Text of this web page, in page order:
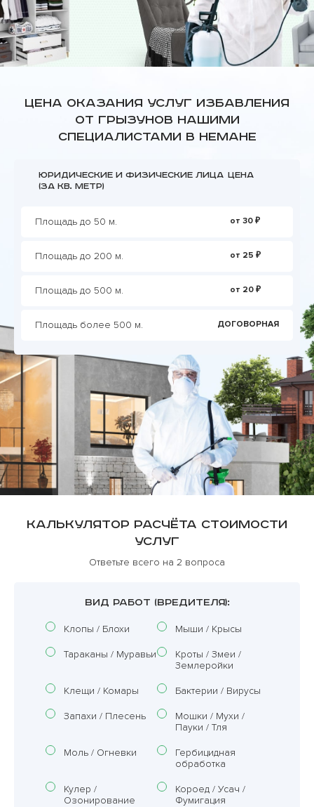
Цена оказания услуг избавления
от грызунов нашими
специалистами в Немане
Юридические и физические лица
(за кв. метр)
Цена
Площадь до 50 м. от 30 ₽
Площадь до 200 м. от 25 ₽
Площадь до 500 м. от 20 ₽
Площадь более 500 м. ДОГОВОРНАЯ
Калькулятор расчёта стоимости
услуг
Ответьте всего на 2 вопроса
ВИД РАБОТ (ВРЕДИТЕЛЯ):
Клопы / Блохи Мыши / Крысы
Тараканы / Муравьи
Кроты / Змеи /
Землеройки
Клещи / Комары Бактерии / Вирусы
Запахи / Плесень
Мошки / Мухи /
Пауки / Тля
Моль / Огневки
Гербицидная
обработка
Кулер /
Озонирование
Короед / Усач /
Фумигация